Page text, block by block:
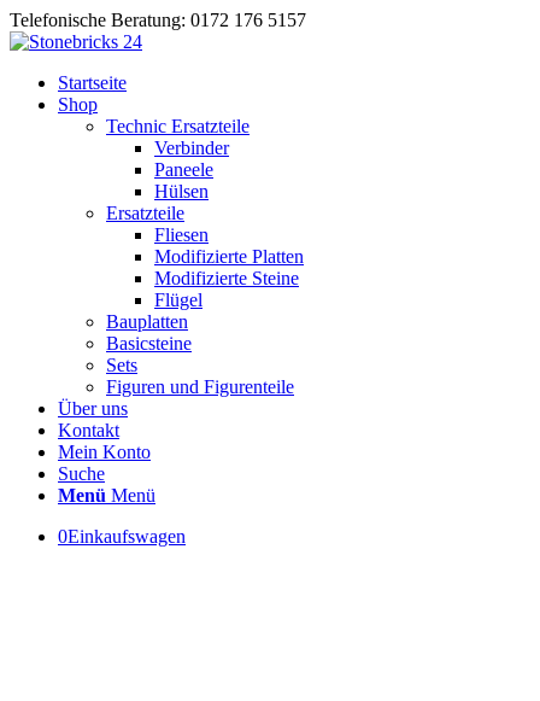
Telefonische Beratung: 0172 176 5157
Startseite
Shop
Technic Ersatzteile
Verbinder
Paneele
Hülsen
Ersatzteile
Fliesen
Modifizierte Platten
Modifizierte Steine
Flügel
Bauplatten
Basicsteine
Sets
Figuren und Figurenteile
Über uns
Kontakt
Mein Konto
Suche
Menü Menü
0Einkaufswagen